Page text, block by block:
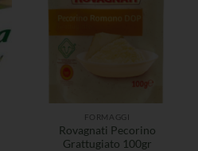
FORMAGGI
Rovagnati Pecorino
Grattugiato 100gr